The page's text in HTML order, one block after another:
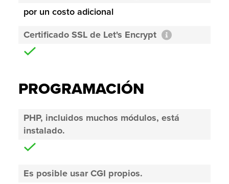
por un costo adicional
Certificado SSL de Let's Encrypt
PROGRAMACIÓN
PHP, incluidos muchos módulos, está
instalado.
Es posible usar CGI propios.